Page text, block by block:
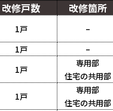
改修戸数 改修箇所
1戸
–
1戸 –
1戸
専用部
住宅の共用部
1戸
専用部
住宅の共用部